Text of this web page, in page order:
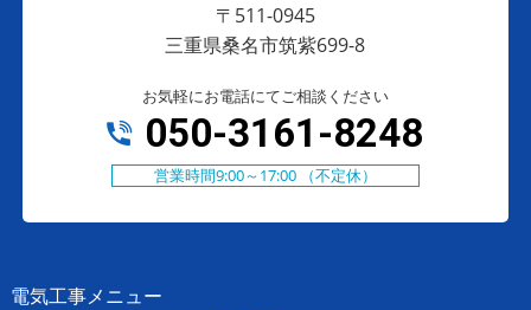
〒511-0945
三重県桑名市筑紫699-8
お気軽にお電話にてご相談ください
050-3161-8248
営業時間9:00～17:00 （不定休）
電気工事メニュー